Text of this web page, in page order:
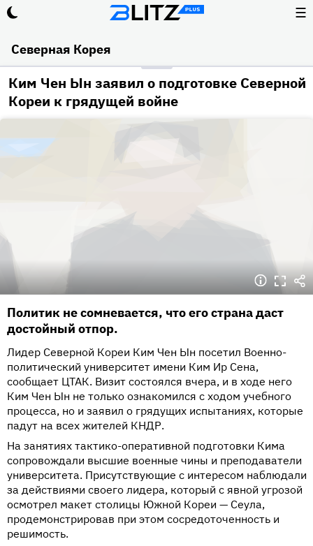
☰
Северная Корея
Ким Чен Ын заявил о подготовке Северной
Кореи к грядущей войне
Политик не сомневается, что его страна даст
достойный отпор.
Лидер Северной Кореи Ким Чен Ын посетил Военно-
политический университет имени Ким Ир Сена,
сообщает ЦТАК. Визит состоялся вчера, и в ходе него
Ким Чен Ын не только ознакомился с ходом учебного
процесса, но и заявил о грядущих испытаниях, которые
падут на всех жителей КНДР.
На занятиях тактико-оперативной подготовки Кима
сопровождали высшие военные чины и преподаватели
университета. Присутствующие с интересом наблюдали
за действиями своего лидера, который с явной угрозой
осмотрел макет столицы Южной Кореи — Сеула,
продемонстрировав при этом сосредоточенность и
решимость.